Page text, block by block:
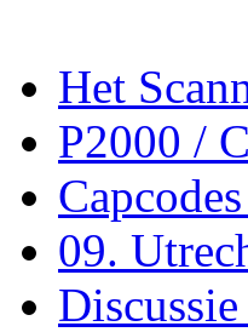
Het
P2000 /
09.